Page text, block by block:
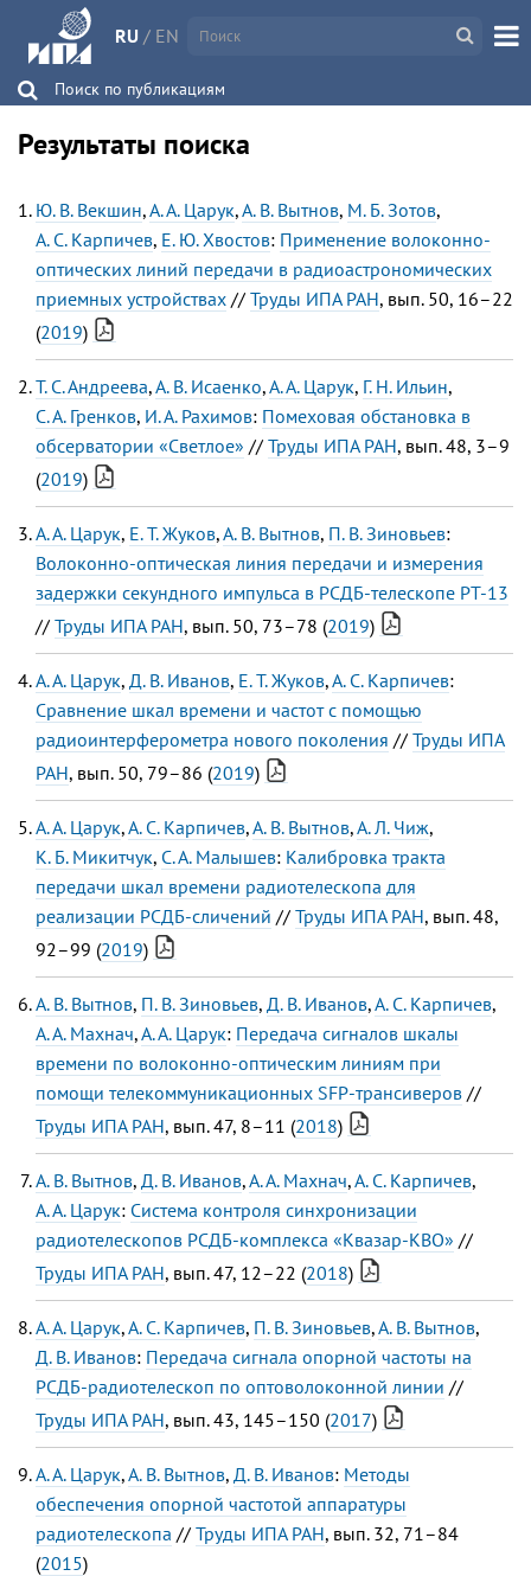
RU / EN
Поиск по публикациям
Результаты поиска
Ю. В. Векшин,А. А. Царук,А. В. Вытнов, М. Б. Зотов,
А. С. Карпичев, Е. Ю. Хвостов: Применение волоконно-
оптических линий передачи в радиоастрономических
приемных устройствах // Труды ИПА РАН, вып. 50, 16–22
(2019)
Т. С. Андреева,А. В. Исаенко,А. А. Царук, Г. Н. Ильин,
С. А. Гренков, И. А. Рахимов: Помеховая обстановка в
обсерватории «Светлое» // Труды ИПА РАН, вып. 48, 3–9
(2019)
А. А. Царук, Е. Т. Жуков,А. В. Вытнов, П. В. Зиновьев:
Волоконно-оптическая линия передачи и измерения
задержки секундного импульса в РСДБ-телескопе РТ-13
// Труды ИПА РАН, вып. 50, 73–78 (2019)
А. А. Царук, Д. В. Иванов, Е. Т. Жуков,А. С. Карпичев:
Сравнение шкал времени и частот с помощью
радиоинтерферометра нового поколения // Труды ИПА
РАН, вып. 50, 79–86 (2019)
А. А. Царук,А. С. Карпичев,А. В. Вытнов,А. Л. Чиж,
К. Б. Микитчук, С. А. Малышев: Калибровка тракта
передачи шкал времени радиотелескопа для
реализации РСДБ-сличений // Труды ИПА РАН, вып. 48,
92–99 (2019)
А. В. Вытнов, П. В. Зиновьев, Д. В. Иванов,А. C. Карпичев,
А. А. Махнач,А. А. Царук: Передача сигналов шкалы
времени по волоконно-оптическим линиям при
помощи телекоммуникационных SFP-трансиверов //
Труды ИПА РАН, вып. 47, 8–11 (2018)
А. В. Вытнов, Д. В. Иванов,А. А. Махнач,А. С. Карпичев,
А. А. Царук: Система контроля синхронизации
радиотелескопов РСДБ-комплекса «Квазар-КВО» //
Труды ИПА РАН, вып. 47, 12–22 (2018)
А. А. Царук,А. С. Карпичев, П. В. Зиновьев,А. В. Вытнов,
Д. В. Иванов: Передача сигнала опорной частоты на
РСДБ-радиотелескоп по оптоволоконной линии //
Труды ИПА РАН, вып. 43, 145–150 (2017)
А. А. Царук,А. В. Вытнов, Д. В. Иванов: Методы
обеспечения опорной частотой аппаратуры
радиотелескопа // Труды ИПА РАН, вып. 32, 71–84
(2015)